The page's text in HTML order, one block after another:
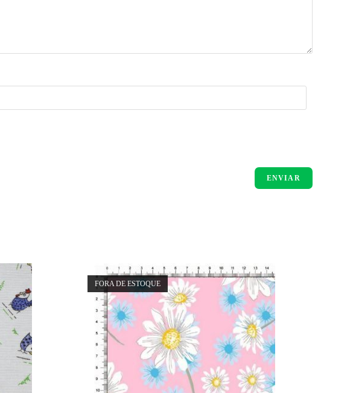
FORA DE ESTOQUE